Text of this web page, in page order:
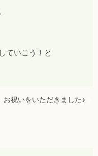
ていこう！と
お祝いをいただきました♪